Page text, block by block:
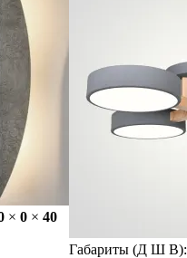
× 0 × 40
Габариты (Д Ш В):